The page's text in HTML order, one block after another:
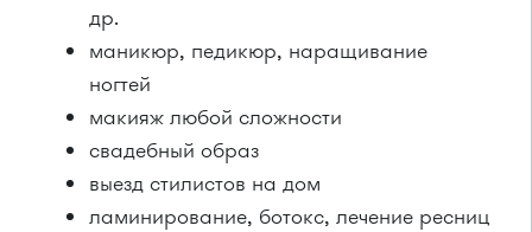
др.
маникюр, педикюр, наращивание
ногтей
макияж любой сложности
свадебный образ
выезд стилистов на дом
ламинирование, ботокс, лечение ресниц